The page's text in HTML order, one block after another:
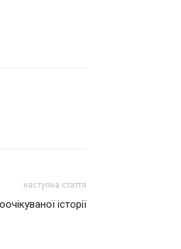
наступна стаття
історії